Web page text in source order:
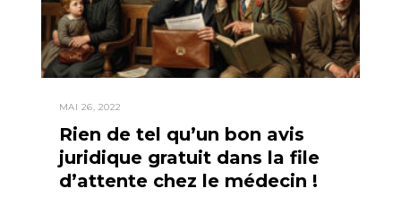
MAI 26, 2022
Rien de tel qu’un bon avis
juridique gratuit dans la file
d’attente chez le médecin !